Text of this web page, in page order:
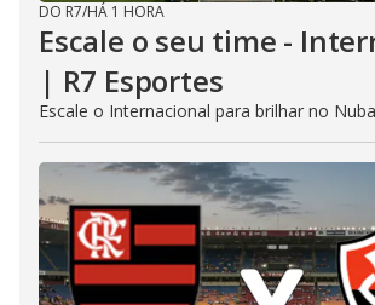
DO R7/HÁ 1 HORA
Escale o seu time -
| R7 Esportes
Escale o Internacional para brilhar no